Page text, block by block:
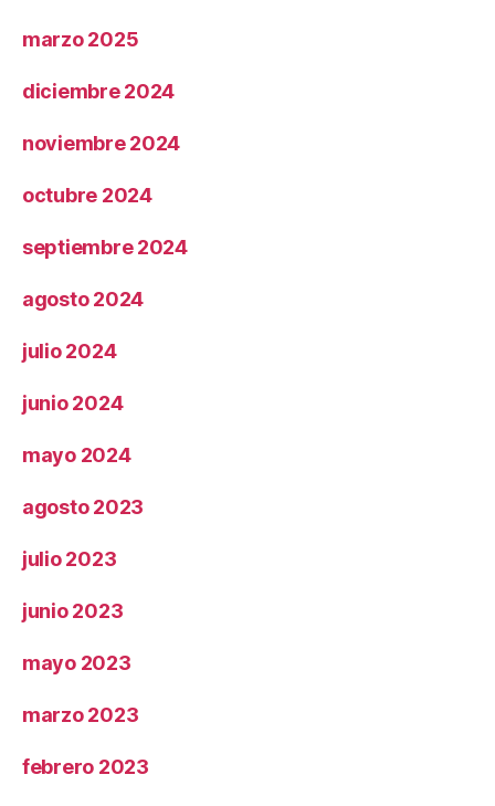
marzo 2025
diciembre 2024
noviembre 2024
octubre 2024
septiembre 2024
agosto 2024
julio 2024
junio 2024
mayo 2024
agosto 2023
julio 2023
junio 2023
mayo 2023
marzo 2023
febrero 2023